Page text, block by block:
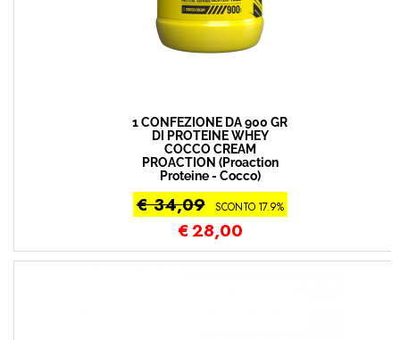
1 CONFEZIONE DA 900 GR
DI PROTEINE WHEY
COCCO CREAM
PROACTION (Proaction
Proteine - Cocco)
€ 34,09 SCONTO 17.9%
€28,00